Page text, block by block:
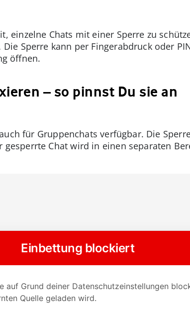
einzelne Chats mit einer Sperre zu
Sperre kann per Fingerabdruck oder
öffnen.
– so pinnst Du sie an
für Gruppenchats verfügbar. Die
gesperrte Chat wird in einen separaten